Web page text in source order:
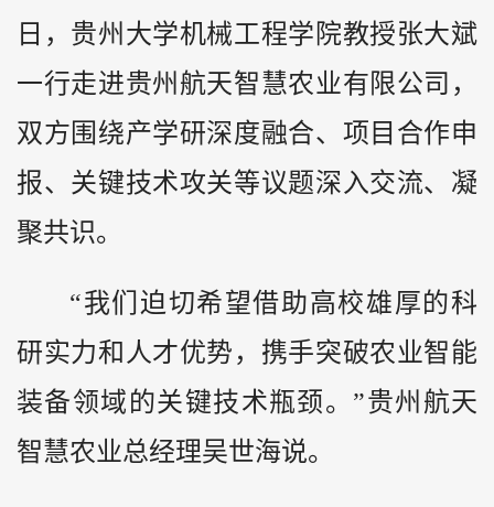
日，贵州大学机械工程学院教授张大斌
一行走进贵州航天智慧农业有限公司，
双方围绕产学研深度融合、项目合作申
报、关键技术攻关等议题深入交流、凝
聚共识。
“我们迫切希望借助高校雄厚的科
研实力和人才优势，携手突破农业智能
装备领域的关键技术瓶颈。”贵州航天
智慧农业总经理吴世海说。